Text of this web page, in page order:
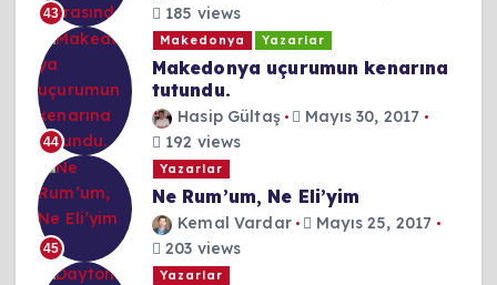
43
185 views
44
Makedonya Yazarlar
Makedonya uçurumun kenarına
tutundu.
Hasip Gültaş
Mayıs 30, 2017
192 views
45
Yazarlar
Ne Rum’um, Ne Eli’yim
Kemal Vardar
Mayıs 25, 2017
203 views
Yazarlar